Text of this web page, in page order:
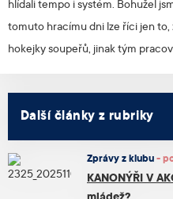
Další články z rubriky
Zprávy z klubu -
KANONÝŘI V
hlídali tempo i systém. Bohužel
tomuto hracímu dni lze říci jen
hokejky soupeřů, jinak tým